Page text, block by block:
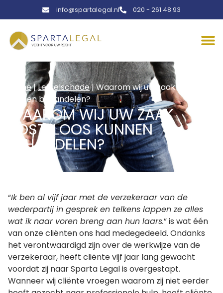
info@spartalegal.nl 020 - 261 48 93
Home|Letselschade|Waarom wij uw zaak kosteloos
kunnen behandelen?
WAAROM WIJ UW ZAAK
KOSTELOOS KUNNEN
BEHANDELEN?
“Ik ben al vijf jaar met de verzekeraar van de
wederpartij in gesprek en telkens lappen ze alles
wat ik naar voren breng aan hun laars.” is wat één
van onze cliënten ons had medegedeeld. Ondanks
het verontwaardigd zijn over de werkwijze van de
verzekeraar, heeft cliënte vijf jaar lang gewacht
voordat zij naar Sparta Legal is overgestapt.
Wanneer wij cliënte vroegen waarom zij niet eerder